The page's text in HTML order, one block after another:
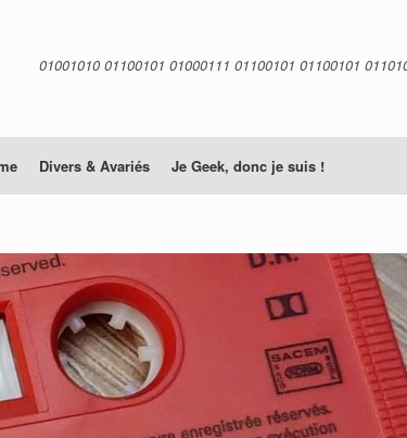
01001010 01100101 01000111 01100101 01100101
Divers & Avariés Je Geek, donc je suis !